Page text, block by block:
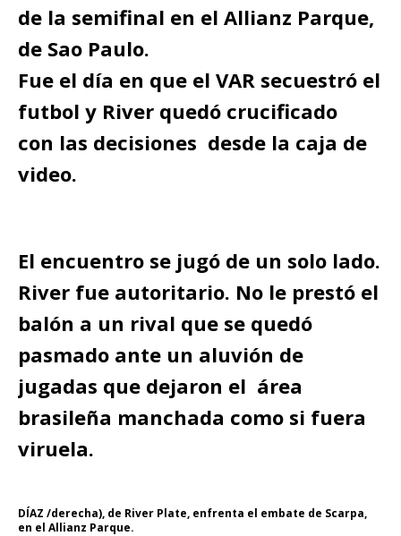
de la semifinal en el Allianz Parque,
de Sao Paulo.
Fue el día en que el VAR secuestró el
futbol y River quedó crucificado
con las decisiones desde la caja de
video.
El encuentro se jugó de un solo lado.
River fue autoritario. No le prestó el
balón a un rival que se quedó
pasmado ante un aluvión de
jugadas que dejaron el área
brasileña manchada como si fuera
viruela.
DÍAZ /derecha), de River Plate, enfrenta el embate de Scarpa,
en el Allianz Parque.